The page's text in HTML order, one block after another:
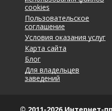
cookies
Пользовательское
соглашение
Условия оказания услуг
Карта сайта
Блог
Для владельцев
заведений